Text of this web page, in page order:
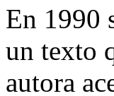
En 1990
un texto
autora